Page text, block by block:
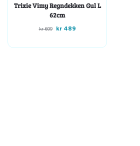
Trixie Vimy Regndekken Gul L
62cm
kr699 kr489